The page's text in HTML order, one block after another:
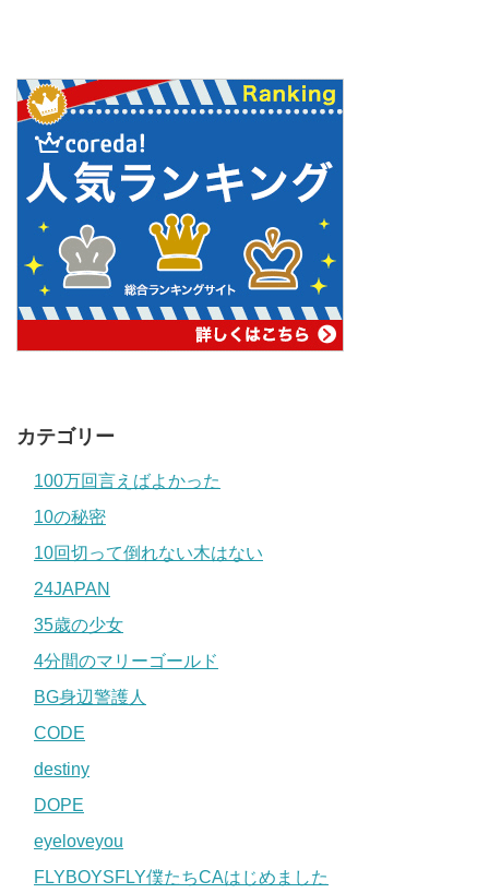
カテゴリー
100万回言えばよかった
10の秘密
10回切って倒れない木はない
24JAPAN
35歳の少女
4分間のマリーゴールド
BG身辺警護人
CODE
destiny
DOPE
eyeloveyou
FLYBOYSFLY僕たちCAはじめました